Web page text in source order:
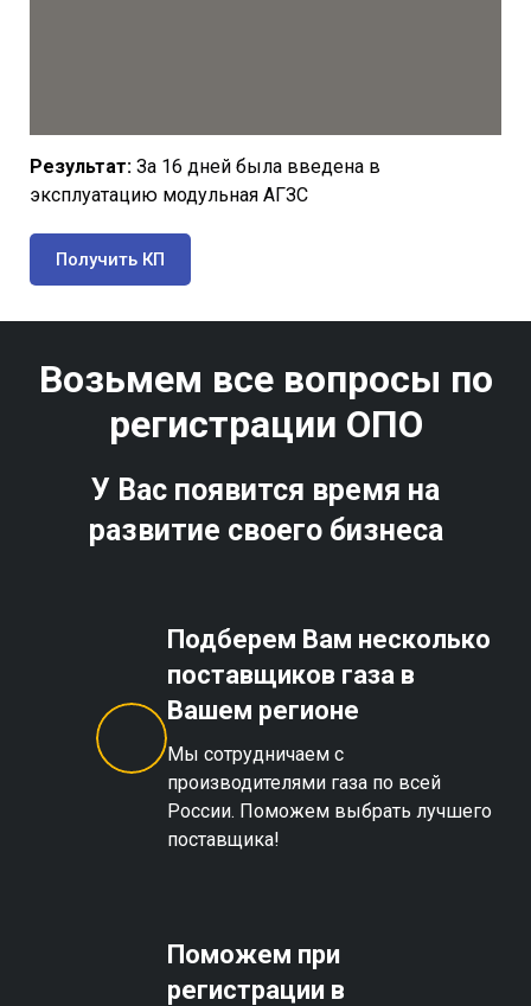
Результат: За 16 дней была введена в
эксплуатацию модульная АГЗС
Получить КП
Возьмем все вопросы по
регистрации ОПО
У Вас появится время на
развитие своего бизнеса
Подберем Вам несколько
поставщиков газа в
Вашем регионе
Мы сотрудничаем с
производителями газа по всей
России. Поможем выбрать лучшего
поставщика!
Поможем при
регистрации в